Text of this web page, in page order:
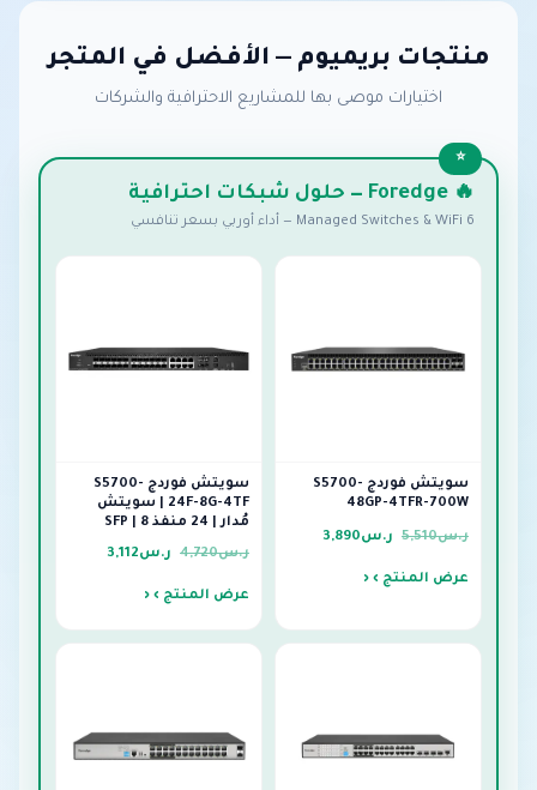
منتجات بريميوم — الأفضل في المتجر
اختيارات موصى بها للمشاريع الاحترافية والشركات
Managed Switches & WiFi 6 — أداء أوربي بسعر تنافسي
سويتش فوردج S5700-
48GP-4TFR-700W
ر.س5,510 ر.س3,890
عرض المنتج ›
سويتش فوردج S5700-
24F-8G-4TF | سويتش
مُدار | 24 منفذ SFP | 8
ر.س4,720 ر.س3,112
عرض المنتج ›